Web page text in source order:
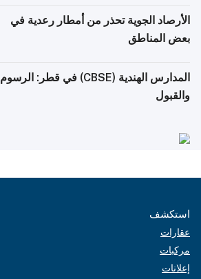
الأرصاد الجوية تحذر من أمطار رعدية في
بعض المناطق
المدارس الهندية (CBSE) في قطر: الرسوم
والقبول
استكشف
عقارات
مركبات
إعلانات